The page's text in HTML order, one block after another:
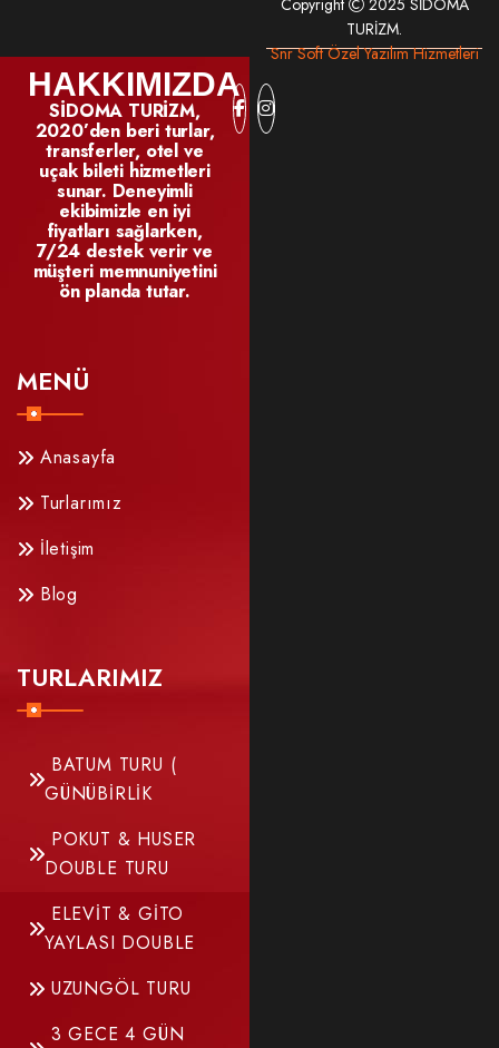
HAKKIMIZDA
SİDOMA TURİZM,
2020’den beri turlar,
transferler, otel ve
uçak bileti hizmetleri
sunar. Deneyimli
ekibimizle en iyi
fiyatları sağlarken,
7/24 destek verir ve
müşteri memnuniyetini
ön planda tutar.
MENÜ
Anasayfa
Turlarımız
İletişim
Blog
TURLARIMIZ
BATUM TURU (
GÜNÜBİRLİK
POKUT & HUSER
DOUBLE TURU
ELEVİT & GİTO
YAYLASI DOUBLE
UZUNGÖL TURU
3 GECE 4 GÜN
TURİZM.
Snr Soft Özel Yazılım Hizmetleri